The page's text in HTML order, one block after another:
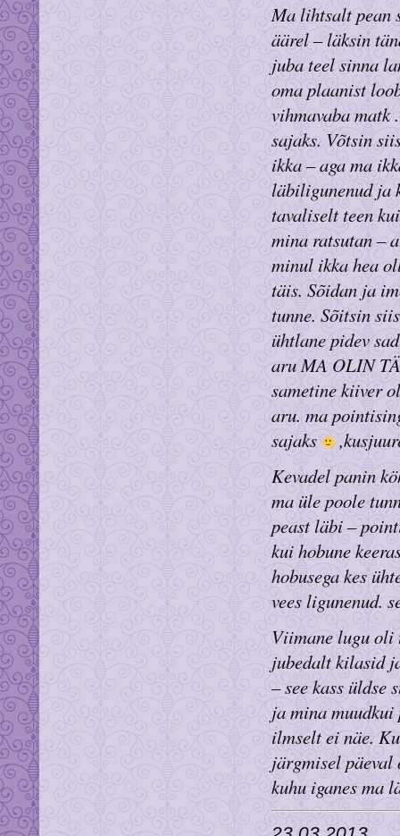
Ma lihtsalt pean
äärel – läksin
juba teel sinna
oma plaanist
vihmavaba matk
sajaks. Võtsin
ikka – aga ma
läbiligunenud ja
tavaliselt teen
mina ratsutan –
minul ikka hea
täis. Sõidan ja
tunne. Sõitsin
ühtlane pidev
aru MA OLIN
sametine kiiver
aru. ma
sajaks
Kevadel panin
ma üle poole
peast läbi –
kui hobune
hobusega kes
vees ligunenud.
Viimane lugu
jubedalt kilasid
– see kass
ja mina muudkui
ilmselt ei näe.
järgmisel päeval
kuhu iganes ma